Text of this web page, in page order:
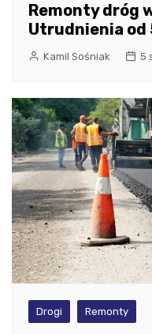
Remonty dróg
Utrudnienia od
Kamil Sośniak 5
Drogi Remonty